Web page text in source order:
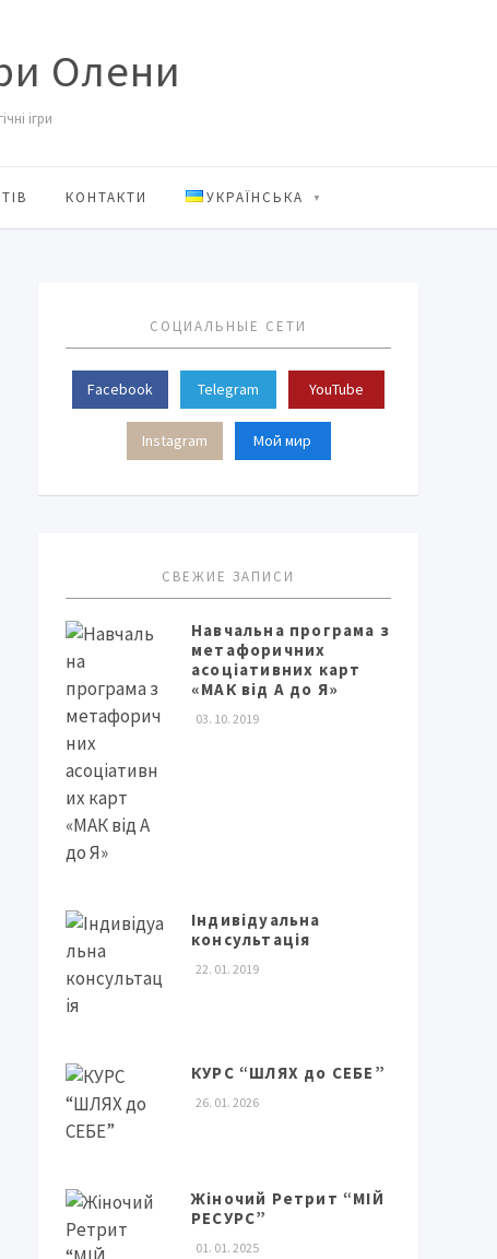
Олени
ігри
КОНТАКТИ УКРАЇНСЬКА
СОЦИАЛЬНЫЕ СЕТИ
Facebook Telegram YouTube
Instagram Мой мир
СВЕЖИЕ ЗАПИСИ
Навчальна програма з
метафоричних
асоціативних карт
«МАК від А до Я»
03. 10. 2019
Індивідуальна
консультація
22. 01. 2019
КУРС “ШЛЯХ до СЕБЕ”
26. 01. 2026
Жіночий Ретрит “МІЙ
РЕСУРС”
01. 01. 2025